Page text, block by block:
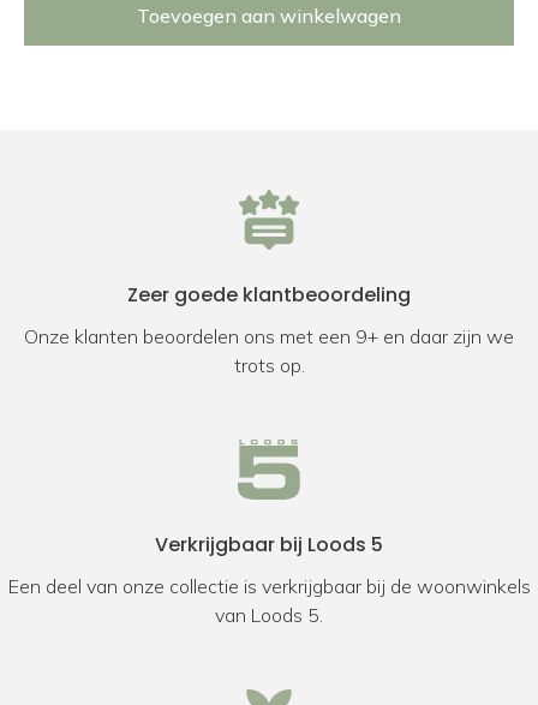
Toevoegen aan winkelwagen
Zeer goede klantbeoordeling
Onze klanten beoordelen ons met een 9+ en daar zijn we
trots op.
Verkrijgbaar bij Loods 5
Een deel van onze collectie is verkrijgbaar bij de woonwinkels
van Loods 5.